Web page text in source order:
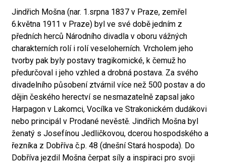
Jindřich Mošna (nar. 1.srpna 1837 v Praze, zemřel
6.května 1911 v Praze) byl ve své době jedním z
předních herců Národního divadla v oboru vážných
charakterních rolí i rolí veseloherních. Vrcholem jeho
tvorby pak byly postavy tragikomické, k čemuž ho
předurčoval i jeho vzhled a drobná postava. Za svého
divadelního působení ztvárnil více než 500 postav a do
dějin českého herectví se nesmazatelně zapsal jako
Harpagon v Lakomci, Vocílka ve Strakonickém dudákovi
nebo principál v Prodané nevěstě. Jindřich Mošna byl
ženatý s Josefínou Jedličkovou, dcerou hospodského a
řezníka z Dobříva č.p. 48 (dnešní Stará hospoda). Do
Dobříva jezdil Mošna čerpat síly a inspiraci pro svoji